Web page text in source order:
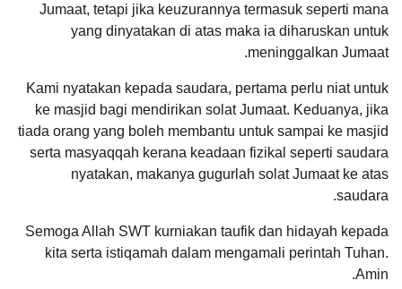
Jumaat, tetapi jika keuzurannya termasuk seperti mana
yang dinyatakan di atas maka ia diharuskan untuk
meninggalkan Jumaat.
Kami nyatakan kepada saudara, pertama perlu niat untuk
ke masjid bagi mendirikan solat Jumaat. Keduanya, jika
tiada orang yang boleh membantu untuk sampai ke masjid
serta masyaqqah kerana keadaan fizikal seperti saudara
nyatakan, makanya gugurlah solat Jumaat ke atas
saudara.
Semoga Allah SWT kurniakan taufik dan hidayah kepada
kita serta istiqamah dalam mengamali perintah Tuhan.
Amin.